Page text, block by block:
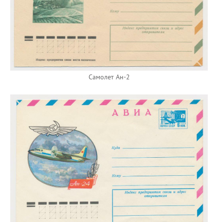
Самолет Ан-2